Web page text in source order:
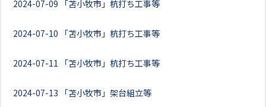
2024-07-09 「苫小牧市」杭打ち工事等
2024-07-10 「苫小牧市」杭打ち工事等
2024-07-11 「苫小牧市」杭打ち工事等
2024-07-13 「苫小牧市」架台組立等